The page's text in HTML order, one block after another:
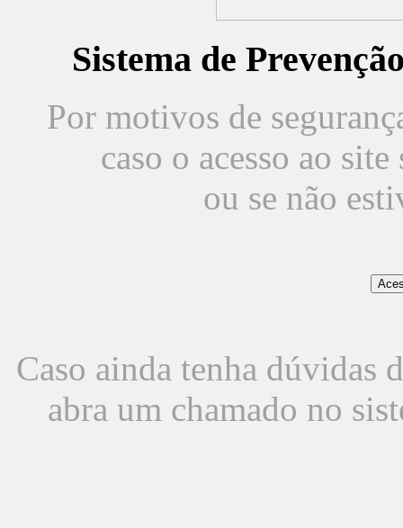
Sistema de
Por motivos de
caso o acesso ao
ou se não
Caso ainda tenha dúvidas
abra um chamado no